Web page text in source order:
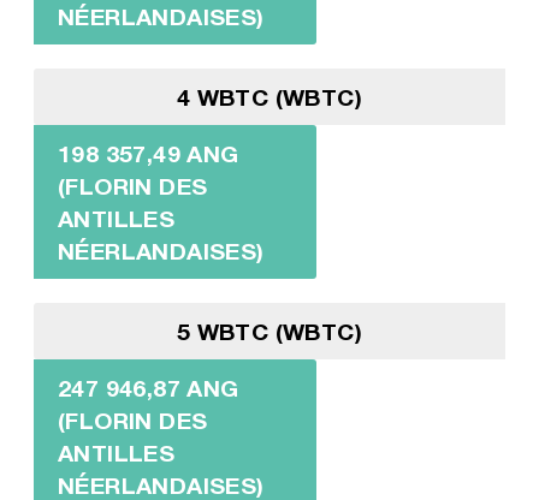
NÉERLANDAISES)
4 WBTC (WBTC)
198 357,49 ANG
(FLORIN DES
ANTILLES
NÉERLANDAISES)
5 WBTC (WBTC)
247 946,87 ANG
(FLORIN DES
ANTILLES
NÉERLANDAISES)